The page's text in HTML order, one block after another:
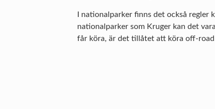
I nationalparker finns det också
nationalparker som Kruger kan det
får köra, är det tillåtet att köra off-road